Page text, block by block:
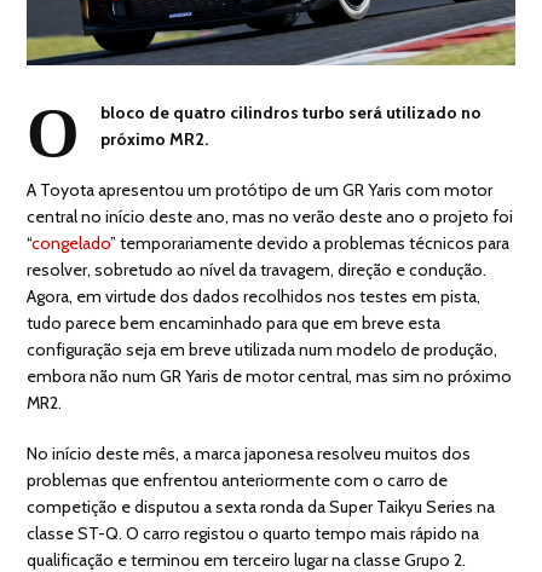
O
bloco de quatro cilindros turbo será utilizado no
próximo MR2.
A Toyota apresentou um protótipo de um GR Yaris com motor
central no início deste ano, mas no verão deste ano o projeto foi
“congelado” temporariamente devido a problemas técnicos para
resolver, sobretudo ao nível da travagem, direção e condução.
Agora, em virtude dos dados recolhidos nos testes em pista,
tudo parece bem encaminhado para que em breve esta
configuração seja em breve utilizada num modelo de produção,
embora não num GR Yaris de motor central, mas sim no próximo
MR2.
No início deste mês, a marca japonesa resolveu muitos dos
problemas que enfrentou anteriormente com o carro de
competição e disputou a sexta ronda da Super Taikyu Series na
classe ST-Q. O carro registou o quarto tempo mais rápido na
qualificação e terminou em terceiro lugar na classe Grupo 2.